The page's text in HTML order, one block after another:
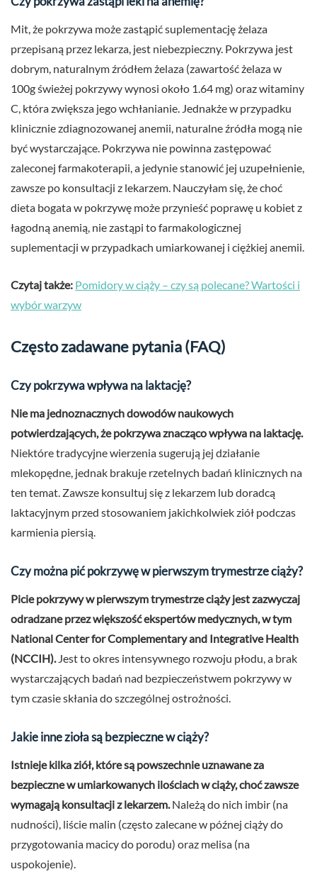
Mit, że pokrzywa może zastąpić suplementację żelaza
przepisaną przez lekarza, jest niebezpieczny. Pokrzywa jest
dobrym, naturalnym źródłem żelaza (zawartość żelaza w
100g świeżej pokrzywy wynosi około 1.64 mg) oraz witaminy
C, która zwiększa jego wchłanianie. Jednakże w przypadku
klinicznie zdiagnozowanej anemii, naturalne źródła mogą nie
być wystarczające. Pokrzywa nie powinna zastępować
zaleconej farmakoterapii, a jedynie stanowić jej uzupełnienie,
zawsze po konsultacji z lekarzem. Nauczyłam się, że choć
dieta bogata w pokrzywę może przynieść poprawę u kobiet z
łagodną anemią, nie zastąpi to farmakologicznej
suplementacji w przypadkach umiarkowanej i ciężkiej anemii.
Czytaj także: Pomidory w ciąży – czy są polecane? Wartości i
wybór warzyw
Często zadawane pytania (FAQ)
Czy pokrzywa wpływa na laktację?
Nie ma jednoznacznych dowodów naukowych
potwierdzających, że pokrzywa znacząco wpływa na laktację.
Niektóre tradycyjne wierzenia sugerują jej działanie
mlekopędne, jednak brakuje rzetelnych badań klinicznych na
ten temat. Zawsze konsultuj się z lekarzem lub doradcą
laktacyjnym przed stosowaniem jakichkolwiek ziół podczas
karmienia piersią.
Czy można pić pokrzywę w pierwszym trymestrze ciąży?
Picie pokrzywy w pierwszym trymestrze ciąży jest zazwyczaj
odradzane przez większość ekspertów medycznych, w tym
National Center for Complementary and Integrative Health
(NCCIH). Jest to okres intensywnego rozwoju płodu, a brak
wystarczających badań nad bezpieczeństwem pokrzywy w
tym czasie skłania do szczególnej ostrożności.
Jakie inne zioła są bezpieczne w ciąży?
Istnieje kilka ziół, które są powszechnie uznawane za
bezpieczne w umiarkowanych ilościach w ciąży, choć zawsze
wymagają konsultacji z lekarzem. Należą do nich imbir (na
nudności), liście malin (często zalecane w późnej ciąży do
przygotowania macicy do porodu) oraz melisa (na
uspokojenie).